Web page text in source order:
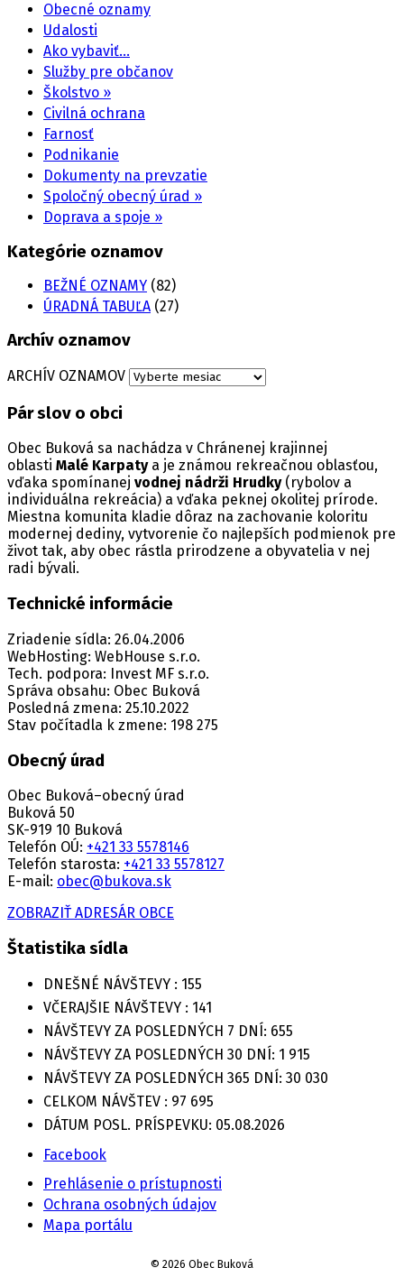
Obecné oznamy
Udalosti
Ako vybaviť…
Služby pre občanov
Školstvo »
Civilná ochrana
Farnosť
Podnikanie
Dokumenty na prevzatie
Spoločný obecný úrad »
Doprava a spoje »
Kategórie oznamov
BEŽNÉ OZNAMY (82)
ÚRADNÁ TABUĽA (27)
Archív oznamov
ARCHÍV OZNAMOV
Pár slov o obci
Obec Buková sa nachádza v Chránenej krajinnej
oblasti Malé Karpatya je známou rekreačnou oblasťou,
vďaka spomínanej vodnej nádrži Hrudky(rybolov a
individuálna rekreácia) a vďaka peknej okolitej prírode.
Miestna komunita kladie dôraz na zachovanie koloritu
modernej dediny, vytvorenie čo najlepších podmienok pre
život tak, aby obec rástla prirodzene a obyvatelia v nej
radi bývali.
Technické informácie
Zriadenie sídla: 26.04.2006
WebHosting: WebHouse s.r.o.
Tech. podpora: Invest MF s.r.o.
Správa obsahu: Obec Buková
Posledná zmena: 25.10.2022
Stav počítadla k zmene: 198 275
Obecný úrad
Obec Buková–obecný úrad
Buková 50
SK-919 10 Buková
Telefón OÚ: +421 33 5578146
Telefón starosta: +421 33 5578127
E-mail: obec@bukova.sk
ZOBRAZIŤ ADRESÁR OBCE
Štatistika sídla
DNEŠNÉ NÁVŠTEVY : 155
VČERAJŠIE NÁVŠTEVY : 141
NÁVŠTEVY ZA POSLEDNÝCH 7 DNÍ: 655
NÁVŠTEVY ZA POSLEDNÝCH 30 DNÍ: 1 915
NÁVŠTEVY ZA POSLEDNÝCH 365 DNÍ: 30 030
CELKOM NÁVŠTEV : 97 695
DÁTUM POSL. PRÍSPEVKU: 05.08.2026
Facebook
Prehlásenie o prístupnosti
Ochrana osobných údajov
Mapa portálu
© 2026 Obec Buková